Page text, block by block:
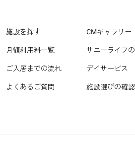
施設を探す
月額利用料一覧
ご入居までの流れ
よくあるご質問
CMギャラリー
サニーライフ
デイサービス
施設選びの確